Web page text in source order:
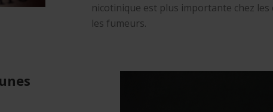
nicotinique est plus importante chez
les fumeurs.